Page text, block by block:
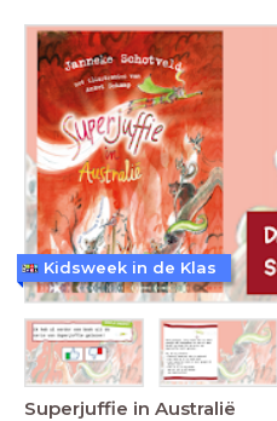
Superjuffie in Australië
Kidsweek in de Klas